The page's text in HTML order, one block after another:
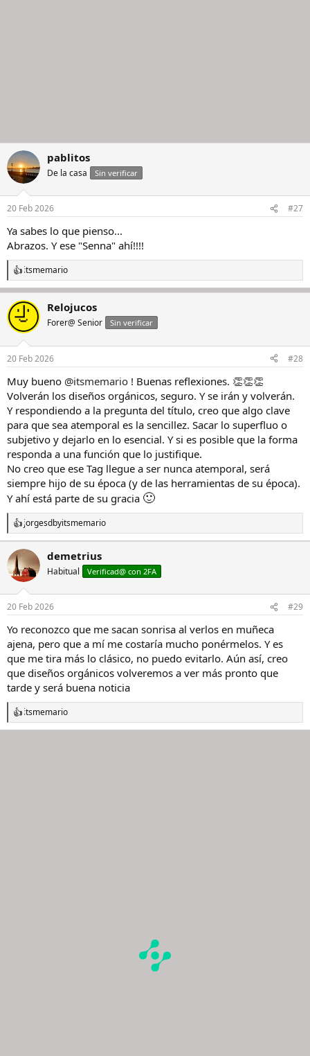
pablitos
De la casa Sin verificar
20 Feb 2026 #27
Ya sabes lo que pienso...
Abrazos. Y ese "Senna" ahí!!!!
R
e
c
c
i
e
:
itsmemario
Relojucos
Forer@ Senior Sin verificar
20 Feb 2026 #28
Muy bueno @itsmemario ! Buenas reflexiones. 👏👏👏
Volverán los diseños orgánicos, seguro. Y se irán y volverán.
Y respondiendo a la pregunta del título, creo que algo clave
para que sea atemporal es la sencillez. Sacar lo superfluo o
subjetivo y dejarlo en lo esencial. Y si es posible que la forma
responda a una función que lo justifique.
No creo que ese Tag llegue a ser nunca atemporal, será
siempre hijo de su época (y de las herramientas de su época).
Y ahí está parte de su gracia 🙂
R
e
a
c
c
i
o
n
e
s
:
jorgesdbyitsmemario
demetrius
Habitual Verificad@ con 2FA
20 Feb 2026 #29
Yo reconozco que me sacan sonrisa al verlos en muñeca
ajena, pero que a mí me costaría mucho ponérmelos. Y es
que me tira más lo clásico, no puedo evitarlo. Aún así, creo
que diseños orgánicos volveremos a ver más pronto que
tarde y será buena noticia
R
e
itsmemario